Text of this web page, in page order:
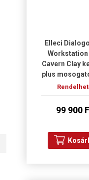
Elleci
Workstation
Cavern Clay
plus
99 900